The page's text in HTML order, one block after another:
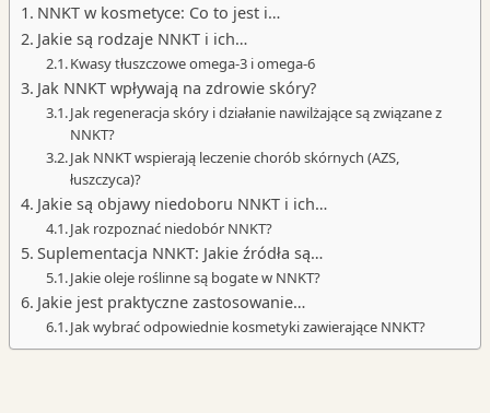
NNKT w kosmetyce: Co to jest i…
Jakie są rodzaje NNKT i ich…
Kwasy tłuszczowe omega-3 i omega-6
Jak NNKT wpływają na zdrowie skóry?
Jak regeneracja skóry i działanie nawilżające są związane z
NNKT?
Jak NNKT wspierają leczenie chorób skórnych (AZS,
łuszczyca)?
Jakie są objawy niedoboru NNKT i ich…
Jak rozpoznać niedobór NNKT?
Suplementacja NNKT: Jakie źródła są…
Jakie oleje roślinne są bogate w NNKT?
Jakie jest praktyczne zastosowanie…
Jak wybrać odpowiednie kosmetyki zawierające NNKT?